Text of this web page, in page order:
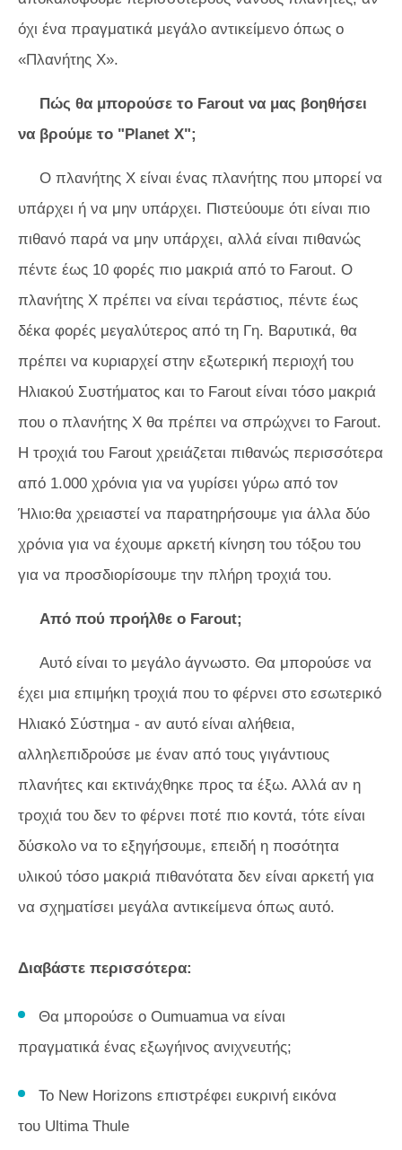
όχι ένα πραγματικά μεγάλο αντικείμενο όπως ο
«Πλανήτης X».
Πώς θα μπορούσε το Farout να μας βοηθήσει
να βρούμε το "Planet X";
Ο πλανήτης Χ είναι ένας πλανήτης που μπορεί να
υπάρχει ή να μην υπάρχει. Πιστεύουμε ότι είναι πιο
πιθανό παρά να μην υπάρχει, αλλά είναι πιθανώς
πέντε έως 10 φορές πιο μακριά από το Farout. Ο
πλανήτης Χ πρέπει να είναι τεράστιος, πέντε έως
δέκα φορές μεγαλύτερος από τη Γη. Βαρυτικά, θα
πρέπει να κυριαρχεί στην εξωτερική περιοχή του
Ηλιακού Συστήματος και το Farout είναι τόσο μακριά
που ο πλανήτης X θα πρέπει να σπρώχνει το Farout.
Η τροχιά του Farout χρειάζεται πιθανώς περισσότερα
από 1.000 χρόνια για να γυρίσει γύρω από τον
Ήλιο:θα χρειαστεί να παρατηρήσουμε για άλλα δύο
χρόνια για να έχουμε αρκετή κίνηση του τόξου του
για να προσδιορίσουμε την πλήρη τροχιά του.
Από πού προήλθε ο Farout;
Αυτό είναι το μεγάλο άγνωστο. Θα μπορούσε να
έχει μια επιμήκη τροχιά που το φέρνει στο εσωτερικό
Ηλιακό Σύστημα - αν αυτό είναι αλήθεια,
αλληλεπιδρούσε με έναν από τους γιγάντιους
πλανήτες και εκτινάχθηκε προς τα έξω. Αλλά αν η
τροχιά του δεν το φέρνει ποτέ πιο κοντά, τότε είναι
δύσκολο να το εξηγήσουμε, επειδή η ποσότητα
υλικού τόσο μακριά πιθανότατα δεν είναι αρκετή για
να σχηματίσει μεγάλα αντικείμενα όπως αυτό.
Διαβάστε περισσότερα:
Θα μπορούσε ο Oumuamua να είναι
πραγματικά ένας εξωγήινος ανιχνευτής;
Το New Horizons επιστρέφει ευκρινή εικόνα
του Ultima Thule